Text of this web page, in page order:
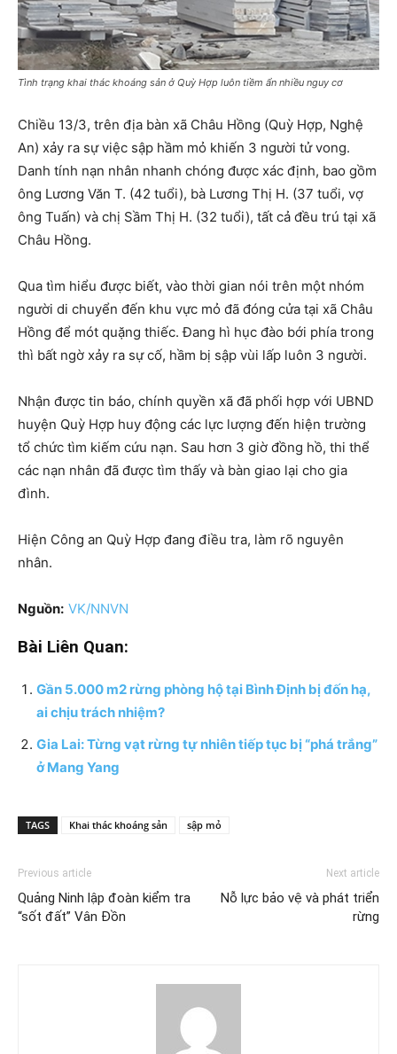
Tình trạng khai thác khoáng sản ở Quỳ Hợp luôn tiềm ẩn nhiều nguy cơ
Chiều 13/3, trên địa bàn xã Châu Hồng (Quỳ Hợp, Nghệ
An) xảy ra sự việc sập hầm mỏ khiến 3 người tử vong.
Danh tính nạn nhân nhanh chóng được xác định, bao gồm
ông Lương Văn T. (42 tuổi), bà Lương Thị H. (37 tuổi, vợ
ông Tuấn) và chị Sầm Thị H. (32 tuổi), tất cả đều trú tại xã
Châu Hồng.
Qua tìm hiểu được biết, vào thời gian nói trên một nhóm
người di chuyển đến khu vực mỏ đã đóng cửa tại xã Châu
Hồng để mót quặng thiếc. Đang hì hục đào bới phía trong
thì bất ngờ xảy ra sự cố, hầm bị sập vùi lấp luôn 3 người.
Nhận được tin báo, chính quyền xã đã phối hợp với UBND
huyện Quỳ Hợp huy động các lực lượng đến hiện trường
tổ chức tìm kiếm cứu nạn. Sau hơn 3 giờ đồng hồ, thi thể
các nạn nhân đã được tìm thấy và bàn giao lại cho gia
đình.
Hiện Công an Quỳ Hợp đang điều tra, làm rõ nguyên
nhân.
Nguồn: VK/NNVN
Bài Liên Quan:
Gần 5.000 m2 rừng phòng hộ tại Bình Định bị đốn hạ,
ai chịu trách nhiệm?
Gia Lai: Từng vạt rừng tự nhiên tiếp tục bị “phá trắng”
ở Mang Yang
TAGS Khai thác khoáng sản sập mỏ
Previous article
Quảng Ninh lập đoàn kiểm tra
“sốt đất” Vân Đồn
Next article
Nỗ lực bảo vệ và phát triển
rừng